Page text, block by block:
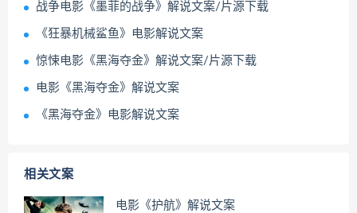
战争电影《墨菲的战争》解说文案/片源下载
《狂暴机械鲨鱼》电影解说文案
惊悚电影《黑海夺金》解说文案/片源下载
电影《黑海夺金》解说文案
《黑海夺金》电影解说文案
相关文案
电影《护航》解说文案